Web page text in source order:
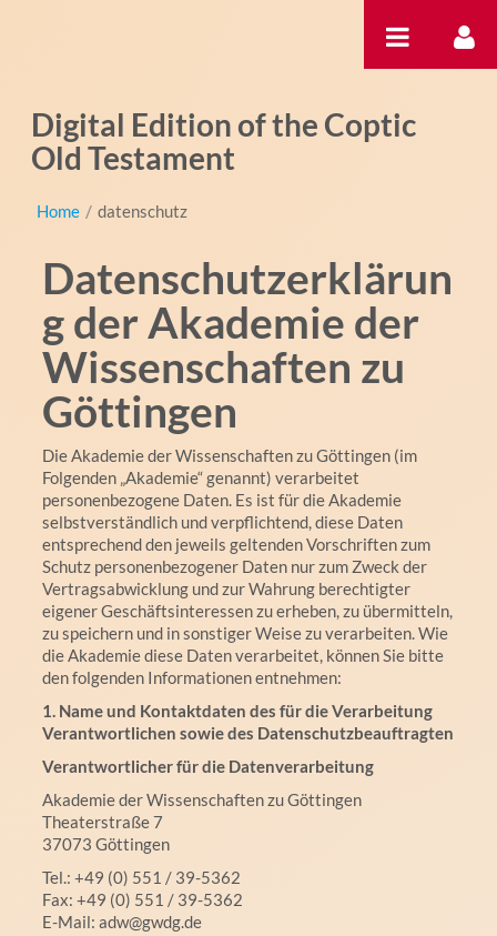
Digital Edition of the Coptic
Old Testament
Home / datenschutz
Datenschutzerklärun
g der Akademie der
Wissenschaften zu
Göttingen
Die Akademie der Wissenschaften zu Göttingen (im
Folgenden „Akademie“ genannt) verarbeitet
personenbezogene Daten. Es ist für die Akademie
selbstverständlich und verpflichtend, diese Daten
entsprechend den jeweils geltenden Vorschriften zum
Schutz personenbezogener Daten nur zum Zweck der
Vertragsabwicklung und zur Wahrung berechtigter
eigener Geschäftsinteressen zu erheben, zu übermitteln,
zu speichern und in sonstiger Weise zu verarbeiten. Wie
die Akademie diese Daten verarbeitet, können Sie bitte
den folgenden Informationen entnehmen:
1. Name und Kontaktdaten des für die Verarbeitung
Verantwortlichen sowie des Datenschutzbeauftragten
Verantwortlicher für die Datenverarbeitung
Akademie der Wissenschaften zu Göttingen
Theaterstraße 7
37073 Göttingen
Tel.: +49 (0) 551 / 39-5362
Fax: +49 (0) 551 / 39-5362
E-Mail: adw@gwdg.de